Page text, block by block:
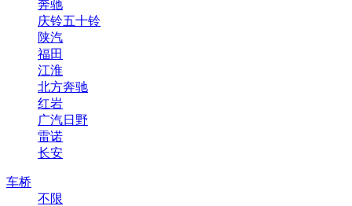
奔驰
庆铃五十铃
陕汽
福田
江淮
北方奔驰
红岩
广汽日野
雷诺
长安
车桥
不限